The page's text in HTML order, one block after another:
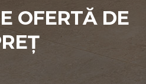
OFERTĂ DE